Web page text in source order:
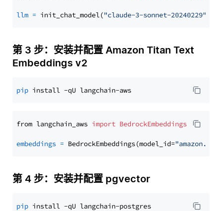
llm = init_chat_model("claude-3-sonnet-20240229"
第 3 步：安装并配置 Amazon Titan Text
Embeddings v2
pip
from langchain_aws import BedrockEmbeddings
embeddings = BedrockEmbeddings(model_id=
第 4 步：安装并配置 pgvector
pip